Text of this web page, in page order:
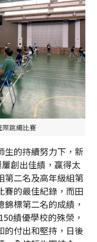
跳繩比賽
的持續努力下，新
創出佳績，贏得太
第二名及高年級組第
賽的最佳紀錄，而田
標第二名的成績，
績優學校的殊榮，
的付出和堅持，日後